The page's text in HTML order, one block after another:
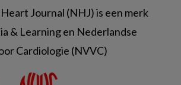
Journal (NHJ) is een merk
& Learning en Nederlandse
Cardiologie (NVVC)